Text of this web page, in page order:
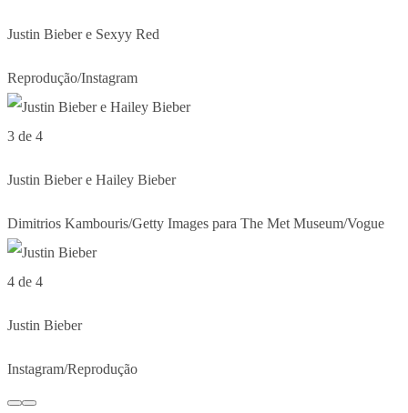
Justin Bieber e Sexyy Red
Reprodução/Instagram
3 de 4
Justin Bieber e Hailey Bieber
Dimitrios Kambouris/Getty Images para The Met Museum/Vogue
4 de 4
Justin Bieber
Instagram/Reprodução